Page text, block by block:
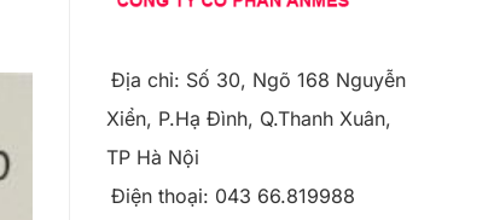
Địa chỉ: Số 30, Ngõ 168 Nguyễn
Xiển, P.Hạ Đình, Q.Thanh Xuân,
TP Hà Nội
Điện thoại: 043 66.819988